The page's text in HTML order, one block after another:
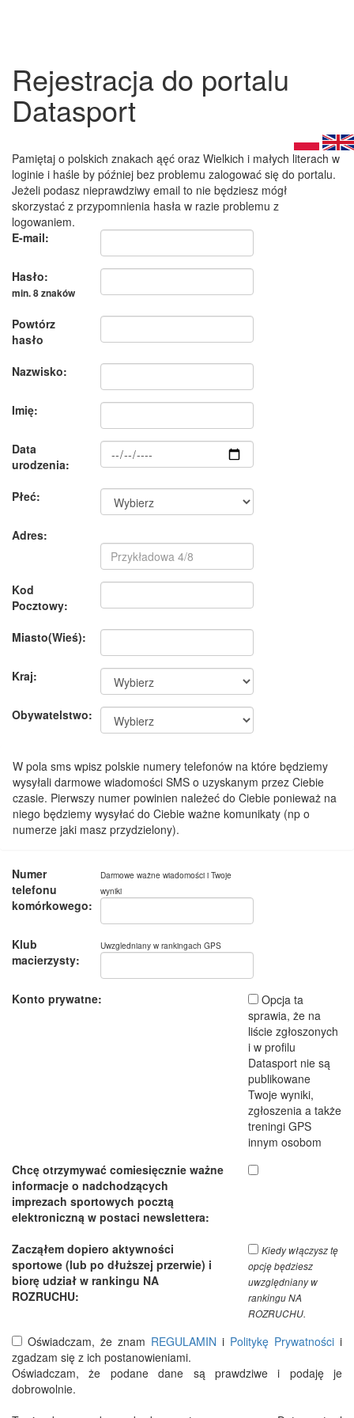
Rejestracja do portalu
Datasport
Pamiętaj o polskich znakach ąęć oraz Wielkich i małych literach w
loginie i haśle by później bez problemu zalogować się do portalu.
Jeżeli podasz nieprawdziwy email to nie będziesz mógł
skorzystać z przypomnienia hasła w razie problemu z
logowaniem.
E-mail:
Hasło:
min. 8 znaków
Powtórz
hasło
Nazwisko:
Imię:
Data
urodzenia:
Płeć:
Adres:
Kod
Pocztowy:
Miasto(Wieś):
Kraj:
Obywatelstwo:
W pola sms wpisz polskie numery telefonów na które będziemy
wysyłali darmowe wiadomości SMS o uzyskanym przez Ciebie
czasie. Pierwszy numer powinien należeć do Ciebie ponieważ na
niego będziemy wysyłać do Ciebie ważne komunikaty (np o
numerze jaki masz przydzielony).
Numer
telefonu
komórkowego:
Darmowe ważne wiadomości i Twoje
wyniki
Klub
macierzysty:
Uwzgledniany w rankingach GPS
Konto prywatne:
Opcja ta
sprawia, że na
liście zgłoszonych
i w profilu
Datasport nie są
publikowane
Twoje wyniki,
zgłoszenia a także
treningi GPS
innym osobom
Chcę otrzymywać comiesięcznie ważne
informacje o nadchodzących
imprezach sportowych pocztą
elektroniczną w postaci newslettera:
Zacząłem dopiero aktywności
sportowe (lub po dłuższej przerwie) i
biorę udział w rankingu NA
ROZRUCHU:
Kiedy włączysz tę
opcję będziesz
uwzględniany w
rankingu NA
ROZRUCHU.
Oświadczam, że znam REGULAMIN i Politykę Prywatności i
zgadzam się z ich postanowieniami.
Oświadczam, że podane dane są prawdziwe i podaję je
dobrowolnie.